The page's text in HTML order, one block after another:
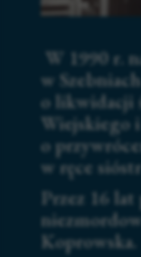
W 1990 r.
w
o likwidacji
Wiejskiego
o
w ręce
Przez 16
Koprowska.